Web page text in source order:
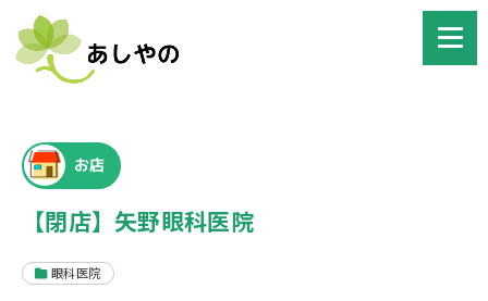
お店
【閉店】矢野眼科医院
眼科医院